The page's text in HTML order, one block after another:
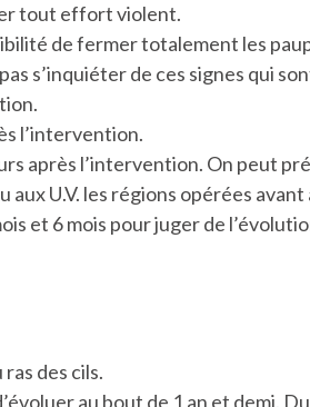
tout effort violent.
de fermer totalement les
s’inquiéter de ces signes qui
l’intervention.
après l’intervention. On peut
U.V. les régions opérées avant
et 6 mois pour juger de
des cils.
au bout de 1 an et demi.